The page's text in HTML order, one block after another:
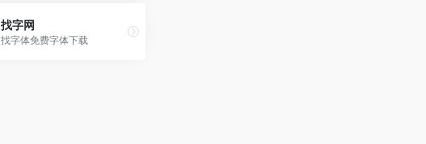
找字网
找字体免费字体下载